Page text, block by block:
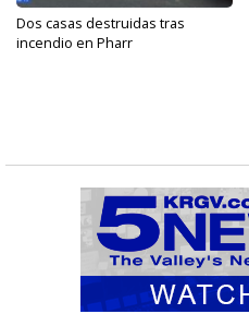
Dos casas destruidas tras
incendio en Pharr